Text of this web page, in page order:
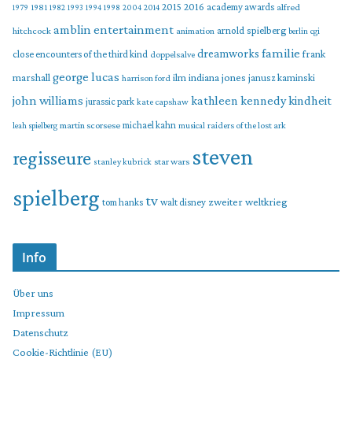
1979 1981 1982 1993 1994 1998 2004 2014 2015 2016 academy awards alfred
hitchcock amblin entertainment animation arnold spielberg berlin cgi
close encounters of the third kind doppelsalve dreamworks familie frank
marshallgeorge lucas harrison ford ilm indiana jones janusz kaminski
john williams jurassic park kate capshaw kathleen kennedykindheit
leah spielberg martin scorsese michael kahn musical raiders of the lost ark
regisseure stanley kubrick star wars steven
spielberg tom hanks tv walt disney zweiter weltkrieg
Info
Über uns
Impressum
Datenschutz
Cookie-Richtlinie (EU)